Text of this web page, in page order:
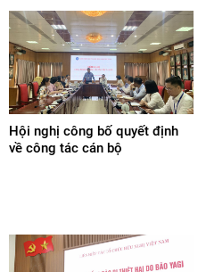
Hội nghị công bố quyết định
về công tác cán bộ